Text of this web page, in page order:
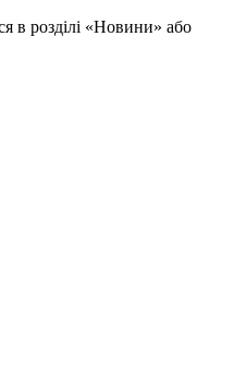
в розділі «Новини» або